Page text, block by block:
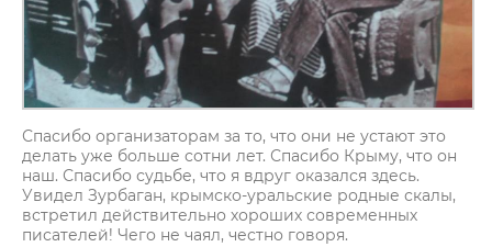
Спасибо организаторам за то, что они не устают это
делать уже больше сотни лет. Спасибо Крыму, что он
наш. Спасибо судьбе, что я вдруг оказался здесь.
Увидел Зурбаган, крымско-уральские родные скалы,
встретил действительно хороших современных
писателей! Чего не чаял, честно говоря.